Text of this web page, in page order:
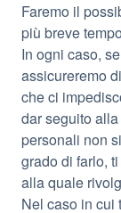
Faremo il
più breve
In ogni caso,
assicureremo
che ci
dar seguito
personali non
grado di farlo,
alla quale
Nel caso in cui